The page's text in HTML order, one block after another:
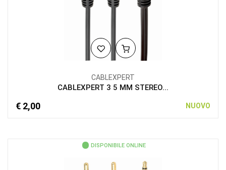
CABLEXPERT
CABLEXPERT 3 5 MM STEREO...
€ 2,00 NUOVO
DISPONIBILE ONLINE